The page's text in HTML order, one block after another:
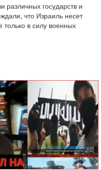
различных государств и
что Израиль несет
только в силу военных